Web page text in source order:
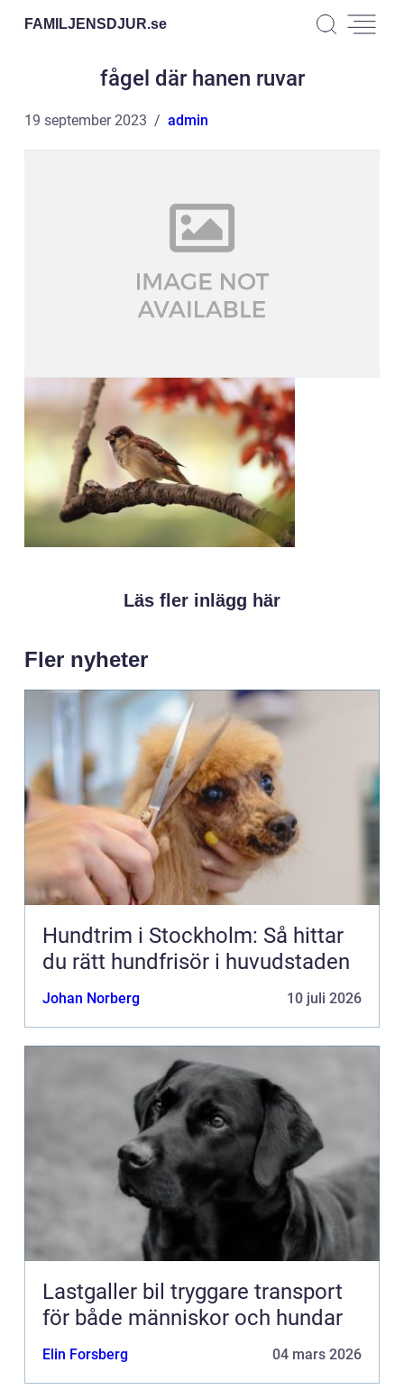
FAMILJENSDJUR.se
fågel där hanen ruvar
19 september 2023 admin
Läs fler inlägg här
Fler nyheter
Hundtrim i Stockholm: Så hittar
du rätt hundfrisör i huvudstaden
Johan Norberg 10 juli 2026
Lastgaller bil tryggare transport
för både människor och hundar
Elin Forsberg 04 mars 2026